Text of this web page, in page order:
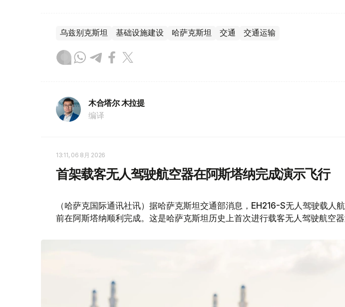
乌兹别克斯坦 基础设施建设 哈萨克斯坦 交通 交通运输
木合塔尔 木拉提
编译
13:11, 06 8月 2026
首架载客无人驾驶航空器在阿斯塔纳完成演示飞行
（哈萨克国际通讯社讯）据哈萨克斯坦交通部消息，EH216-S无人驾驶载人
前在阿斯塔纳顺利完成。这是哈萨克斯坦历史上首次进行载客无人驾驶航空器